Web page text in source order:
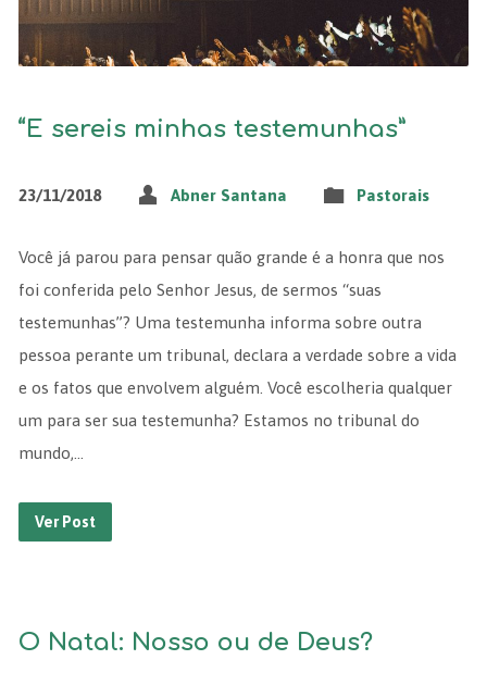
“E sereis minhas testemunhas”
23/11/2018 Abner Santana Pastorais
Você já parou para pensar quão grande é a honra que nos
foi conferida pelo Senhor Jesus, de sermos “suas
testemunhas”? Uma testemunha informa sobre outra
pessoa perante um tribunal, declara a verdade sobre a vida
e os fatos que envolvem alguém. Você escolheria qualquer
um para ser sua testemunha? Estamos no tribunal do
mundo,…
Ver Post
O Natal: Nosso ou de Deus?